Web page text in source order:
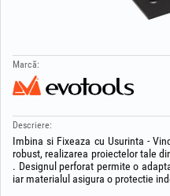
Marcă:
Descriere:
Imbina si Fixeaza cu Usurinta -
robust, realizarea proiectelor tale
. Designul perforat permite o
iar materialul asigura o protectie